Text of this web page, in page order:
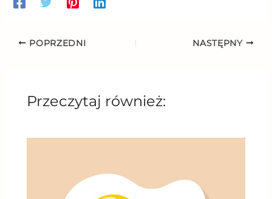
POPRZEDNI NASTĘPNY
Przeczytaj również: